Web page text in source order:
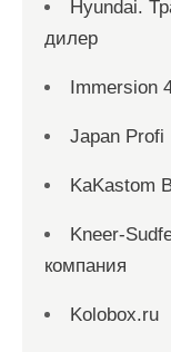
Hyundai.
дилер
Immersion
Japan Profi
KaKastom
Kneer-
компания
Kolobox.ru